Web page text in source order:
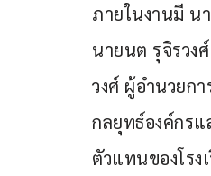
ภายในงานมี น
นายนต รุจิรวง
วงศ์ ผู้อำนวยก
กลยุทธ์องค์กร
ตัวแทนของโรง